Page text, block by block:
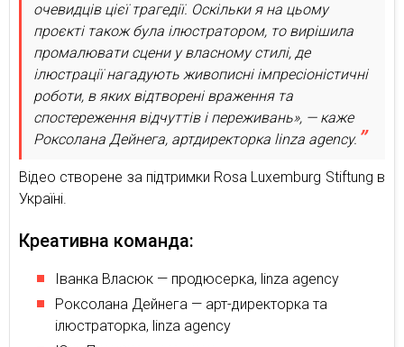
очевидців цієї трагедії. Оскільки я на цьому
проєкті також була ілюстратором, то вирішила
промалювати сцени у власному стилі, де
ілюстрації нагадують живописні імпресіоністичні
роботи, в яких відтворені враження та
спостереження відчуттів і переживань», — каже
Роксолана Дейнега, артдиректорка linza agency.
Відео створене за підтримки Rosa Luxemburg Stiftung в
Україні.
Креативна команда:
Іванка Власюк — продюсерка, linza agency
Роксолана Дейнега — арт-директорка та
ілюстраторка, linza agency